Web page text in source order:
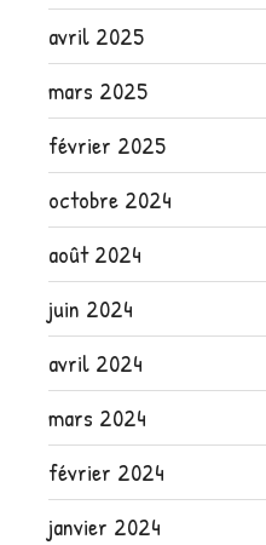
avril 2025
mars 2025
février 2025
octobre 2024
août 2024
juin 2024
avril 2024
mars 2024
février 2024
janvier 2024